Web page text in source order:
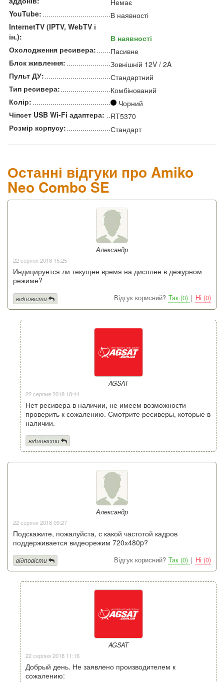
Немає
YouTube:
В наявності
InternetTV (IPTV, WebTV і
ін.):
В наявності
Охолодження ресивера:
Пасивне
Блок живлення:
Зовнішній 12V / 2A
Пульт ДУ:
Стандартний
Тип ресивера:
Комбінований
Колір:
Чорний
Чіпсет USB Wi-Fi адаптера:
RT5370
Розмір корпусу:
Стандарт
Останні відгуки про Amiko
Neo Combo SE
Александр
22 серпня 2018 15:25
Индицируется ли текущее время на дисплее в дежурном
режиме?
Відгук корисний? Так (0) | Ні (0)
відповісти
AGSAT
22 серпня 2018 18:44
Нет ресивера в наличии, не имеем возможности
проверить к сожалению. Смотрите ресиверы, которые в
наличии.
відповісти
Александр
22 серпня 2018 09:27
Подскажите, пожалуйста, с какой частотой кадров
поддерживается видеорежим 720х480p?
Відгук корисний? Так (0) | Ні (0)
відповісти
AGSAT
22 серпня 2018 11:16
Добрый день. Не заявлено производителем к
сожалению: